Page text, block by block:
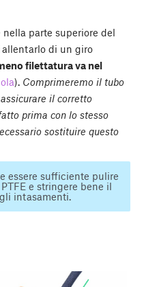
parte superiore del
di un giro
filettatura va nel
). Comprimeremo il tubo
il corretto
prima con lo stesso
sostituire questo
essere sufficiente pulire
e stringere bene il
intasamenti.